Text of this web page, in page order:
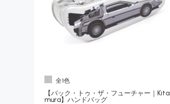
全1色
【バック・トゥ・ザ・フューチャー｜Kita
mura】ハンドバッグ